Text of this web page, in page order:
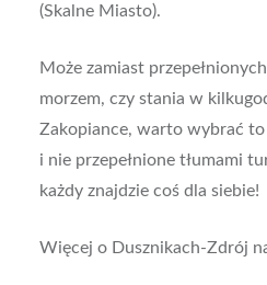
(Skalne Miasto).
Może zamiast
morzem, czy stania w
Zakopiance, warto wybrać
i nie przepełnione tłumami
każdy znajdzie coś dla siebie!
Więcej o Dusznikach-Zdrój